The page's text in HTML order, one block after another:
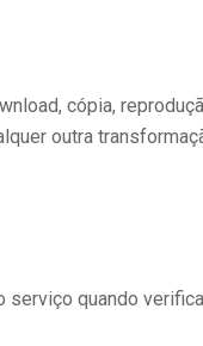
cópia,
outra
quando